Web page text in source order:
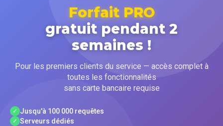
Forfait PRO
gratuit pendant 2
semaines !
Pour les premiers clients du service — accès complet à
toutes les fonctionnalités
sans carte bancaire requise
✓ Jusqu'à 100 000 requêtes
✓ Serveurs dédiés